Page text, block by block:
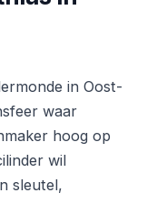
in Oost-
waar
hoog op
wil
sleutel,